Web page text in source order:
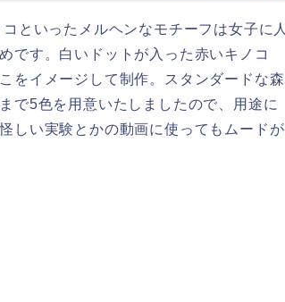
といったメルヘンなモチーフは女子に人
です。白いドットが入った赤いキノコ
をイメージして制作。スタンダードな森
で5色を用意いたしましたので、用途に
しい実験とかの動画に使ってもムードが